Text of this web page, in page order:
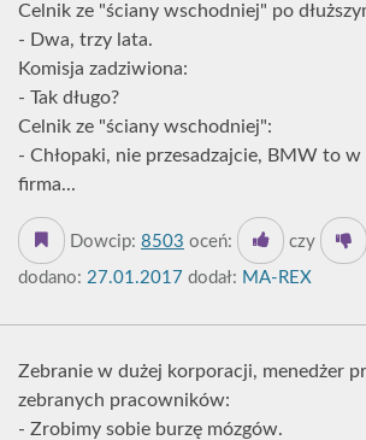
Celnik ze "ściany wschodniej" po
- Dwa, trzy lata.
Komisja zadziwiona:
- Tak długo?
Celnik ze "ściany wschodniej":
- Chłopaki, nie przesadzajcie, BMW to w
firma...
Dowcip: 8503 oceń: czy
dodano: 27.01.2017 dodał: MA-REX
Zebranie w dużej korporacji, menedżer
zebranych pracowników:
- Zrobimy sobie burzę mózgów.